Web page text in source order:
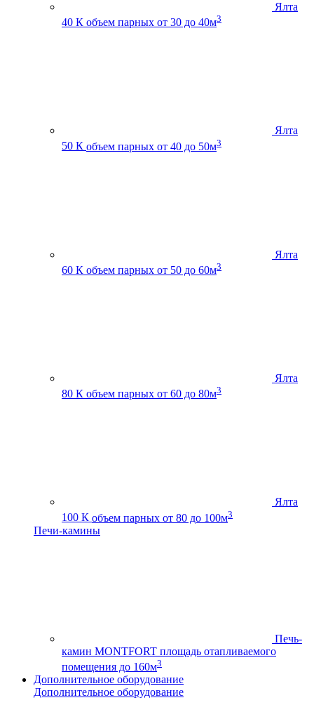
Ялта
40 К объем парных от 30 до 40м3
Ялта
50 К объем парных от 40 до 50м3
Ялта
60 К объем парных от 50 до 60м3
Ялта
80 К объем парных от 60 до 80м3
Ялта
100 К объем парных от 80 до 100м3
Печи-камины
Печь-
камин MONTFORT площадь отапливаемого
помещения до 160м3
Дополнительное оборудование
Дополнительное оборудование